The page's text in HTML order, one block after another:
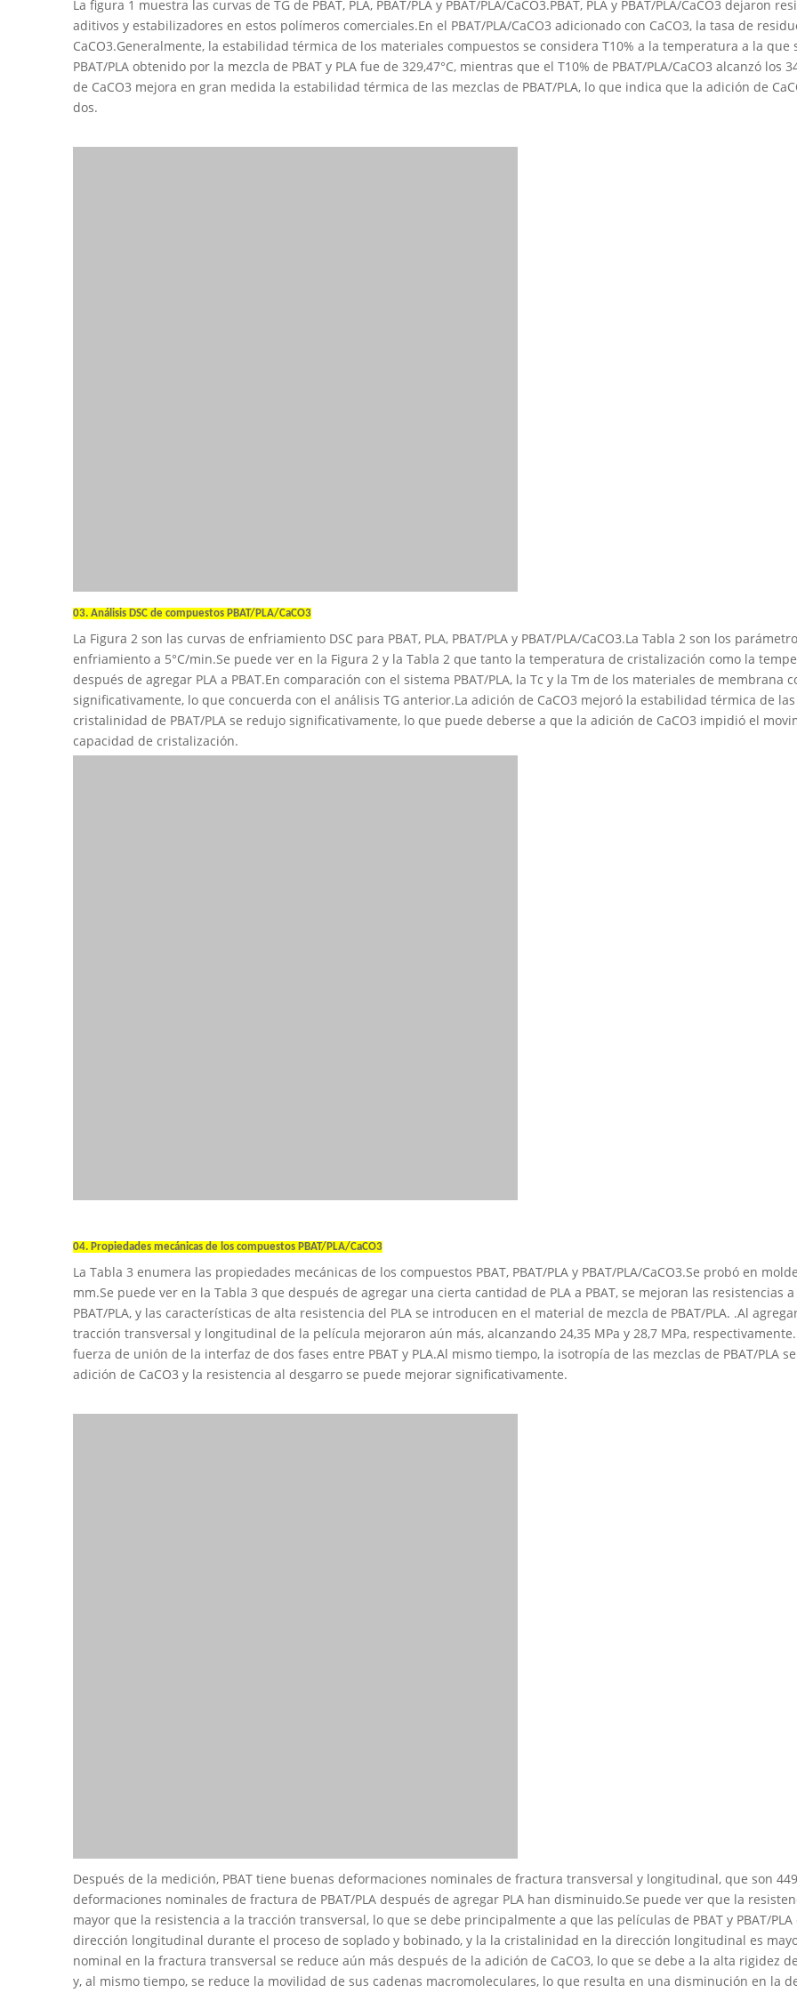
La figura 1 muestra las curvas de TG de PBAT, PLA, PBAT/PLA y PBAT/PLA/CaCO3.PBAT, PLA y PBAT/PLA/CaCO3
aditivos y estabilizadores en estos polímeros comerciales.En el PBAT/PLA/CaCO3 adicionado con CaCO3, la tasa de
CaCO3.Generalmente, la estabilidad térmica de los materiales compuestos se considera T10% a la temperatura a la que
PBAT/PLA obtenido por la mezcla de PBAT y PLA fue de 329,47°C, mientras que el T10% de PBAT/PLA/CaCO3 alcanzó
de CaCO3 mejora en gran medida la estabilidad térmica de las mezclas de PBAT/PLA, lo que indica que la adición de
dos.
03. Análisis DSC de compuestos PBAT/PLA/CaCO3
La Figura 2 son las curvas de enfriamiento DSC para PBAT, PLA, PBAT/PLA y PBAT/PLA/CaCO3.La Tabla 2 son los
enfriamiento a 5°C/min.Se puede ver en la Figura 2 y la Tabla 2 que tanto la temperatura de cristalización como la
después de agregar PLA a PBAT.En comparación con el sistema PBAT/PLA, la Tc y la Tm de los materiales de
significativamente, lo que concuerda con el análisis TG anterior.La adición de CaCO3 mejoró la estabilidad térmica de las
cristalinidad de PBAT/PLA se redujo significativamente, lo que puede deberse a que la adición de CaCO3 impidió el
capacidad de cristalización.
04. Propiedades mecánicas de los compuestos PBAT/PLA/CaCO3
La Tabla 3 enumera las propiedades mecánicas de los compuestos PBAT, PBAT/PLA y PBAT/PLA/CaCO3.Se probó en
mm.Se puede ver en la Tabla 3 que después de agregar una cierta cantidad de PLA a PBAT, se mejoran las
PBAT/PLA, y las características de alta resistencia del PLA se introducen en el material de mezcla de PBAT/PLA. .Al
tracción transversal y longitudinal de la película mejoraron aún más, alcanzando 24,35 MPa y 28,7 MPa,
fuerza de unión de la interfaz de dos fases entre PBAT y PLA.Al mismo tiempo, la isotropía de las mezclas de PBAT/PLA
adición de CaCO3 y la resistencia al desgarro se puede mejorar significativamente.
Después de la medición, PBAT tiene buenas deformaciones nominales de fractura transversal y longitudinal, que son
deformaciones nominales de fractura de PBAT/PLA después de agregar PLA han disminuido.Se puede ver que la
mayor que la resistencia a la tracción transversal, lo que se debe principalmente a que las películas de PBAT y PBAT/
dirección longitudinal durante el proceso de soplado y bobinado, y la la cristalinidad en la dirección longitudinal es
nominal en la fractura transversal se reduce aún más después de la adición de CaCO3, lo que se debe a la alta rigidez
y, al mismo tiempo, se reduce la movilidad de sus cadenas macromoleculares, lo que resulta en una disminución en la